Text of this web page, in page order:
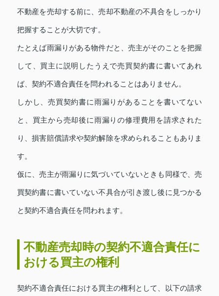
不動産を売却する前に、売却不動産の不具合をしっかり
把握することが大切です。
たとえば雨漏りがある物件だと、売主がそのことを把握
して、買主に説明したうえで売買契約書に書いてあれ
ば、契約不適合責任を問われることはありません。
しかし、売買契約書に雨漏りがあることを書いてない
と、買主から売却後に雨漏りの修理費用を請求された
り、損害賠償請求や契約解除を求められることもありま
す。
仮に、売主が雨漏りに気づいていないときも同様で、売
買契約書に書いていない不具合が引き渡し後に見つかる
と契約不適合責任を問われます。
不動産売却時の契約不適合責任に
おける買主の権利
契約不適合責任における買主の権利として、以下の請求